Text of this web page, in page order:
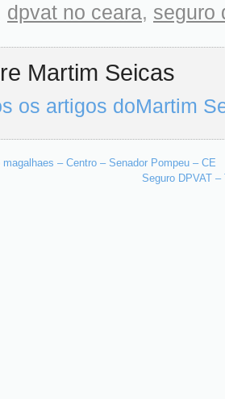
dpvat no ceara, seguro
Martim Seicas
os artigos doMartim
– Centro – Senador Pompeu – CE
Seguro DPVAT